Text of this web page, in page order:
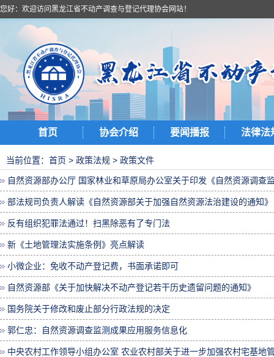
您好：欢迎访问黑龙江省不动产调查与登记代理协会网站！
首页 协会介绍 要闻播报 法律法
当前位置： 首页 > 政策法规 > 政策文件
自然资源部办公厅 国家林业和草原局办公室关于印发《自然资源调查
部法规司负责人解读《自然资源部关于加强自然资源法治建设的通知》
反有组织犯罪法通过！扫黑除恶有了专门法
新《土地管理法实施条例》亮点解读
小微企业：免收不动产登记费，书面承诺即可
自然资源部《关于加快解决不动产登记若干历史遗留问题的通知》
国务院关于修改和废止部分行政法规的决定
郭仁忠：自然资源调查监测成果应用服务信息化
中央农村工作领导小组办公室 农业农村部关于进一步加强农村宅基地